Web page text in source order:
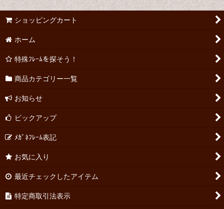
ショッピングカート
ホーム
特殊ﾌﾚｰﾑを探そう！
商品カテゴリー一覧
お知らせ
ピックアップ
ﾒｶﾞﾈﾌﾚｰﾑ表記
お気に入り
最近チェックしたアイテム
特定商取引法表示